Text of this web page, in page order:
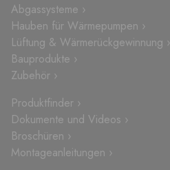
Abgassysteme ›
Hauben für Wärmepumpen ›
Lüftung & Wärmerückgewinnung ›
Bauprodukte ›
Zubehör ›
Produktfinder ›
Dokumente und Videos ›
Broschüren ›
Montageanleitungen ›